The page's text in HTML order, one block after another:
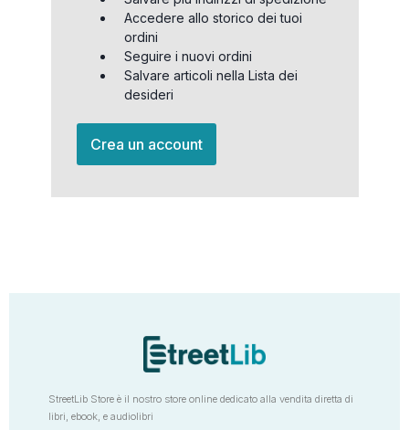
Accedere allo storico dei tuoi
ordini
Seguire i nuovi ordini
Salvare articoli nella Lista dei
desideri
Crea un account
StreetLib Store è il nostro store online dedicato alla vendita diretta di
libri, ebook, e audiolibri